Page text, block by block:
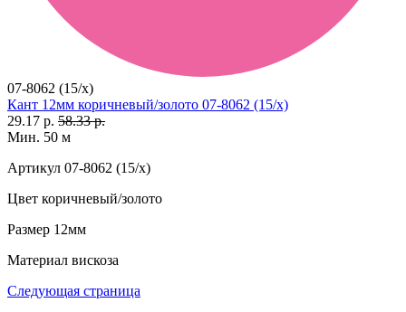
07-8062 (15/x)
Кант 12мм коричневый/золото 07-8062 (15/x)
29.17 р. 58.33 р.
Мин. 50 м
Артикул 07-8062 (15/x)
Цвет коричневый/золото
Размер 12мм
Материал вискоза
Следующая страница